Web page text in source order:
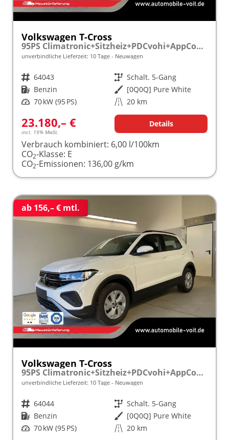
Volkswagen T-Cross
95PS Climatronic+Sitzheiz+PDCvohi+AppConnect+Side+TravelAssist+ACC
unverbindliche Lieferzeit: 10 Tage Neuwagen
Fahrzeugnr. 64043 Getriebe Schalt. 5-Gang
Kraftstoff Benzin Außenfarbe [0Q0Q] Pure White
Leistung 70 kW (95 PS) Kilometerstand 20 km
23.180,– €
incl. 19% MwSt.
Details
Verbrauch kombiniert: 6,00 l/100km
CO2-Klasse: E
CO2-Emissionen: 136,00 g/km
ab 156,– € mtl.
Volkswagen T-Cross
95PS Climatronic+Sitzheiz+PDCvohi+AppConnect+Side+TravelAssist+ACC
unverbindliche Lieferzeit: 10 Tage Neuwagen
Fahrzeugnr. 64044 Getriebe Schalt. 5-Gang
Kraftstoff Benzin Außenfarbe [0Q0Q] Pure White
Leistung 70 kW (95 PS) Kilometerstand 20 km